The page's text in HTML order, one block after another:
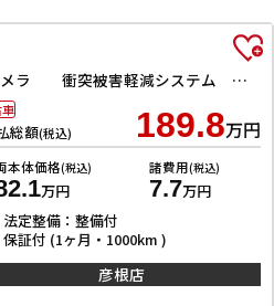
RS 純正ナビ TV バックカメラ 衝突被害軽減システム クリアランスソナー オートクルーズコントロール 両側電動スライドドア スマートキー アイドリングストップ 電動格納ミラー オートライト
総額(税込) 189.8万円
本体価格(税込)
万円
諸費用(税込)
7.7万円
法定整備：整備付
保証付 (1ヶ月・1000km )
彦根店